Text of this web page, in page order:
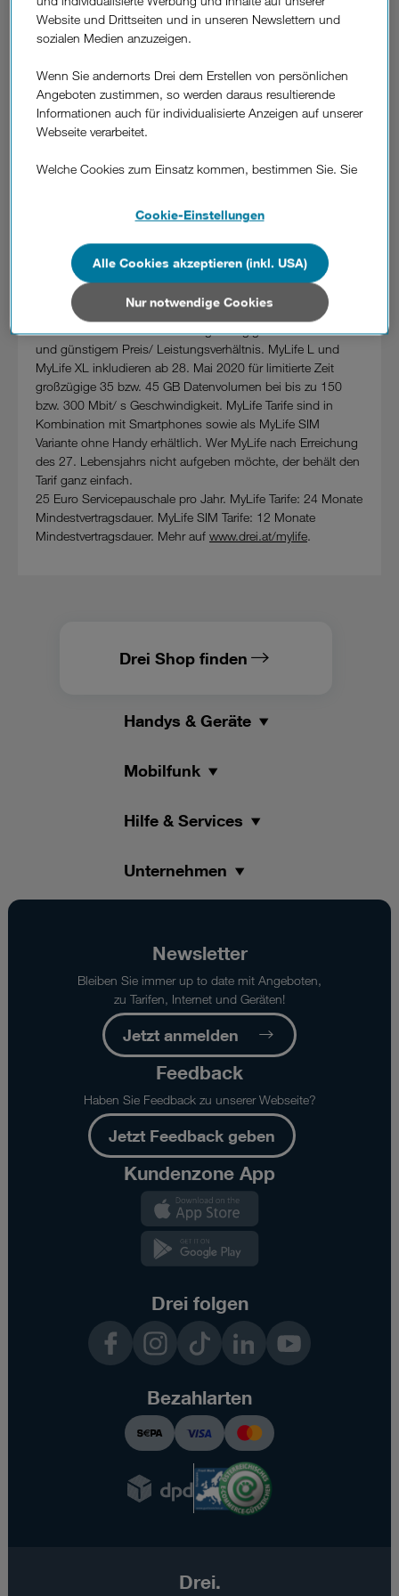
Geschwindigkeit und drei Monate lang die Grundgebühr
geschenkt. So bleibt allen Jungen bis 27 mehr
Datenvolumen unterwegs und mehr Budget für
Sommeraktivitäten.
Ab 28. Mai inkludiert der Tarif MyLife L 35 GB statt 25 GB
Datenvolumen (davon 18 GB in der EU) sowie 150/ 50 Mbit/
s statt 50/20 Mbit/ s Datengeschwindigkeit. In Kombination
Huawei P40 lite um 0 Euro, kostet MyLife L mit 24-
Monatsbindung 19 Euro/ Monat. Gleichzeitig schenkt Drei
Aktivierungsentgelt. In der SIM only-Version ohne
MyLife Jugendtarife für alle bis einschließlich 27.
Die MyLife Jugendtarife von Drei bieten eine für jugendliche
Nutzer ideale Kombination aus großzügigem Datenvolumen
und günstigem Preis/ Leistungsverhältnis. MyLife L und
MyLife XL inkludieren ab 28. Mai 2020 für limitierte Zeit
großzügige 35 bzw. 45 GB Datenvolumen bei bis zu 150
bzw. 300 Mbit/ s Geschwindigkeit. MyLife Tarife sind in
Kombination mit Smartphones sowie als MyLife SIM
Variante ohne Handy erhältlich. Wer MyLife nach Erreichung
des 27. Lebensjahrs nicht aufgeben möchte, der behält den
Tarif ganz einfach.
25 Euro Servicepauschale pro Jahr. MyLife Tarife: 24 Monate
Mindestvertragsdauer. MyLife SIM Tarife: 12 Monate
Mindestvertragsdauer. Mehr auf www.drei.at/mylife.
Drei Shop finden
Handys & Geräte
Mobilfunk
Hilfe & Services
Unternehmen
Newsletter
Bleiben Sie immer up to date mit Angeboten,
zu Tarifen, Internet und Geräten!
Jetzt anmelden
Feedback
Haben Sie Feedback zu unserer Webseite?
Jetzt Feedback geben
Kundenzone App
Drei folgen
InstagramTikTok LinkedIn YouTube
Bezahlarten
Drei.
Website und Drittseiten und in unseren Newslettern und
sozialen Medien anzuzeigen.
Wenn Sie andernorts Drei dem Erstellen von persönlichen
Angeboten zustimmen, so werden daraus resultierende
Informationen auch für individualisierte Anzeigen auf unserer
Webseite verarbeitet.
Welche Cookies zum Einsatz kommen, bestimmen Sie. Sie
Details und alle Optionen finden Sie unter „Cookie-
Wenn Sie allen Cookies zustimmen, werden auch Cookies
von Drittanbietern verarbeitet, die Ihre Daten in Ländern
außerhalb der europäischen Union (z.B. in den USA)
verarbeiten. Sie unterliegen keinem EU-konformen
Datenschutzniveau und es stehen keine wirksamen
Rechtsbehelfe zur Verfügung.
Cookies von Unternehmen in Drittstaaten, die ein ähnliches
Datenschutzniveau wie in der Europäischen Union aufweisen
(z.B. Data Privacy Framework), werden wie europäische
Unternehmen behandelt.
Wenn Sie „Nur notwendige Cookies“ wählen, dann sind für
Sie nur jene Cookies im Einsatz, die zur Funktion dieser
Website unerlässlich sind.
Cookie-Einstellungen
Nur notwendige Cookies
Alle Cookies akzeptieren (inkl. USA)